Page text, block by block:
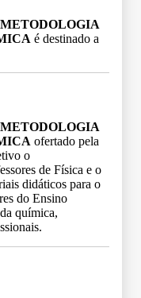
METODOLOGIA
é destinado a
METODOLOGIA
ofertado pela
o
de Física e o
didáticos para o
do Ensino
química,